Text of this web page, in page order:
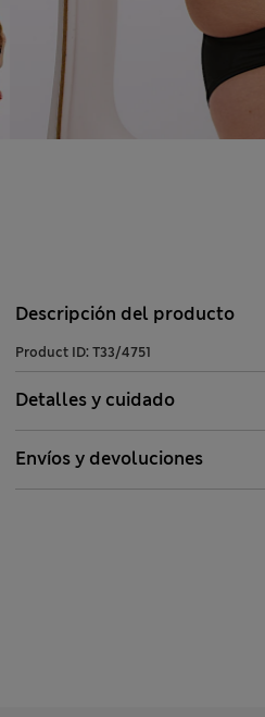
Descripción del producto
Product ID: T33/4751
Detalles y cuidado
Envíos y devoluciones